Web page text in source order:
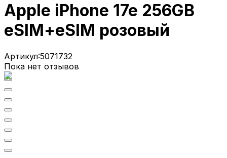
Apple iPhone 17e 256GB
eSIM+eSIM розовый
Артикул:5071732
Пока нет отзывов